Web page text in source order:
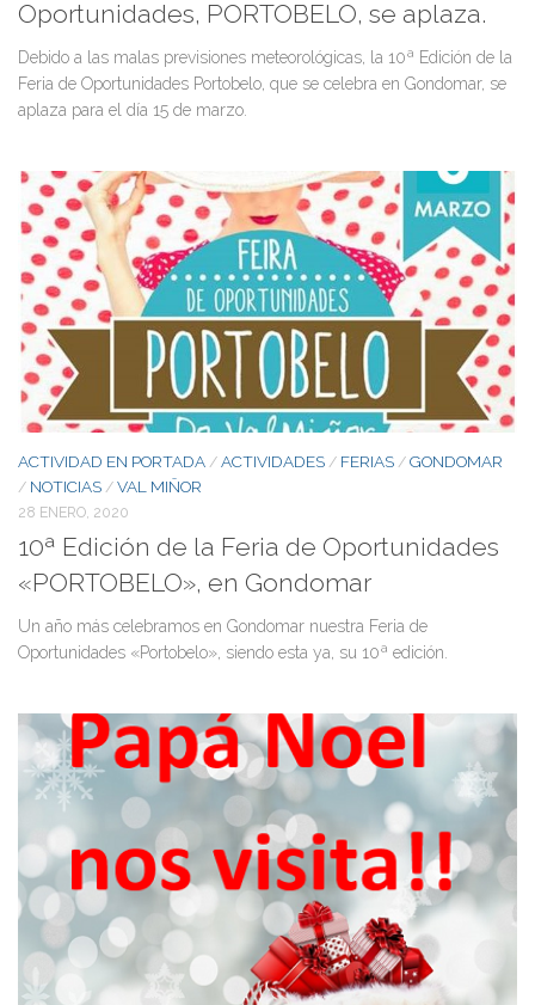
Oportunidades, PORTOBELO, se aplaza.
Debido a las malas previsiones meteorológicas, la 10ª Edición de la
Feria de Oportunidades Portobelo, que se celebra en Gondomar, se
aplaza para el día 15 de marzo.
ACTIVIDAD EN PORTADA / ACTIVIDADES / FERIAS / GONDOMAR
/ NOTICIAS / VAL MIÑOR
28 ENERO, 2020
10ª Edición de la Feria de Oportunidades
«PORTOBELO», en Gondomar
Un año más celebramos en Gondomar nuestra Feria de
Oportunidades «Portobelo», siendo esta ya, su 10ª edición.